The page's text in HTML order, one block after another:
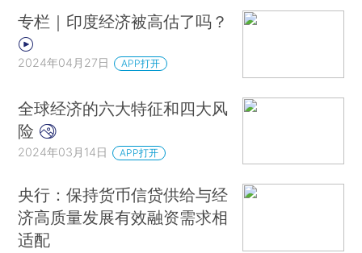
专栏｜印度经济被高估了吗？
2024年04月27日 APP打开
全球经济的六大特征和四大风
险
2024年03月14日 APP打开
央行：保持货币信贷供给与经
济高质量发展有效融资需求相
适配